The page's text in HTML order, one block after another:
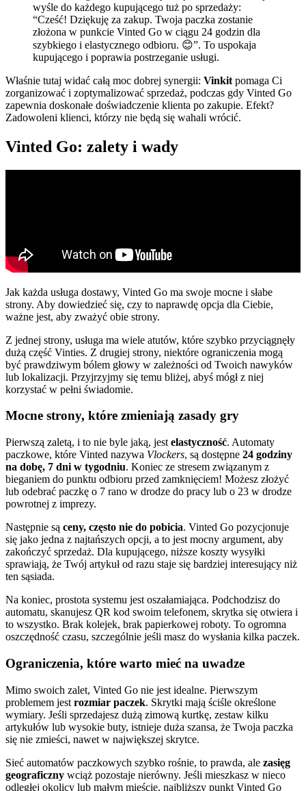
wyśle do każdego kupującego tuż po sprzedaży:
“Cześć! Dziękuję za zakup. Twoja paczka zostanie
złożona w punkcie Vinted Go w ciągu 24 godzin dla
szybkiego i elastycznego odbioru. 😊”. To uspokaja
kupującego i poprawia postrzeganie usługi.
Właśnie tutaj widać całą moc dobrej synergii: Vinkit pomaga Ci
zorganizować i zoptymalizować sprzedaż, podczas gdy Vinted Go
zapewnia doskonałe doświadczenie klienta po zakupie. Efekt?
Zadowoleni klienci, którzy nie będą się wahali wrócić.
Vinted Go: zalety i wady
Jak każda usługa dostawy, Vinted Go ma swoje mocne i słabe
strony. Aby dowiedzieć się, czy to naprawdę opcja dla Ciebie,
ważne jest, aby zważyć obie strony.
Z jednej strony, usługa ma wiele atutów, które szybko przyciągnęły
dużą część Vinties. Z drugiej strony, niektóre ograniczenia mogą
być prawdziwym bólem głowy w zależności od Twoich nawyków
lub lokalizacji. Przyjrzyjmy się temu bliżej, abyś mógł z niej
korzystać w pełni świadomie.
Mocne strony, które zmieniają zasady gry
Pierwszą zaletą, i to nie byle jaką, jest elastyczność. Automaty
paczkowe, które Vinted nazywa Vlockers, są dostępne 24 godziny
na dobę, 7 dni w tygodniu. Koniec ze stresem związanym z
bieganiem do punktu odbioru przed zamknięciem! Możesz złożyć
lub odebrać paczkę o 7 rano w drodze do pracy lub o 23 w drodze
powrotnej z imprezy.
Następnie są ceny, często nie do pobicia. Vinted Go pozycjonuje
się jako jedna z najtańszych opcji, a to jest mocny argument, aby
zakończyć sprzedaż. Dla kupującego, niższe koszty wysyłki
sprawiają, że Twój artykuł od razu staje się bardziej interesujący niż
ten sąsiada.
Na koniec, prostota systemu jest oszałamiająca. Podchodzisz do
automatu, skanujesz QR kod swoim telefonem, skrytka się otwiera i
to wszystko. Brak kolejek, brak papierkowej roboty. To ogromna
oszczędność czasu, szczególnie jeśli masz do wysłania kilka paczek.
Ograniczenia, które warto mieć na uwadze
Mimo swoich zalet, Vinted Go nie jest idealne. Pierwszym
problemem jest rozmiar paczek. Skrytki mają ściśle określone
wymiary. Jeśli sprzedajesz dużą zimową kurtkę, zestaw kilku
artykułów lub wysokie buty, istnieje duża szansa, że Twoja paczka
się nie zmieści, nawet w największej skrytce.
Sieć automatów paczkowych szybko rośnie, to prawda, ale zasięg
geograficzny wciąż pozostaje nierówny. Jeśli mieszkasz w nieco
odległej okolicy lub małym mieście, najbliższy punkt Vinted Go